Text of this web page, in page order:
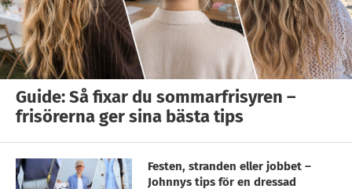
Guide: Så fixar du sommarfrisyren –
frisörerna ger sina bästa tips
Festen, stranden eller jobbet –
Johnnys tips för en dressad